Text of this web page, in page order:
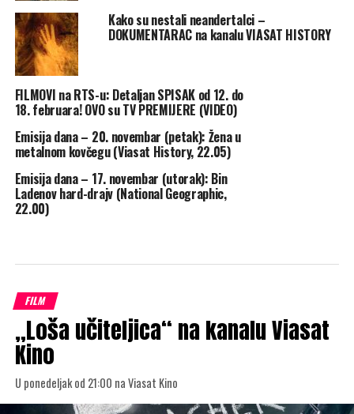
Kako su nestali neandertalci –
DOKUMENTARAC na kanalu VIASAT HISTORY
FILMOVI na RTS-u: Detaljan SPISAK od 12. do
18. februara! OVO su TV PREMIJERE (VIDEO)
Emisija dana – 20. novembar (petak): Žena u
metalnom kovčegu (Viasat History, 22.05)
Emisija dana – 17. novembar (utorak): Bin
Ladenov hard-drajv (National Geographic,
22.00)
FILM
„Loša učiteljica“ na kanalu Viasat
Kino
U ponedeljak od 21:00 na Viasat Kino